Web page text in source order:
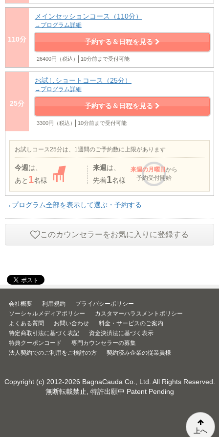
110分
メインセッションコース（110分）
→プログラム詳細
予約する＆日程を見る
26400円（税込） 10分前まで受付可能
25分
お試しショートコース（25分）
→プログラム詳細
予約する＆日程を見る
3300円（税込） 10分前まで受付可能
お試しコース25分は、1週間のご予約数に上限があります
今週 は、
あと 1名様
来週 は、
先着1名様
来週の月曜日から
予約受付開始
→プログラム全部を表示して選ぶ・予約する
このカウンセラーをお気に入りに登録する
会社概要 利用規約
プライバシーポリシー
ソーシャルメディアポリシー
カスタマーハラスメントポリシー
よくある質問
お問い合わせ
料金・サービスのご案内
特定商取引法に基づく表記
資金決済法に基づく表示
特典クーポンコード
専門カウンセラーの募集
法人契約でのご利用をご検討の方
契約済み企業の従業員様
Copyright (c) 2012-2026 BagnaCauda Co., Ltd. All Rights Reserved.
無断転載禁止, 特許出願中 Patent Pending
上へ